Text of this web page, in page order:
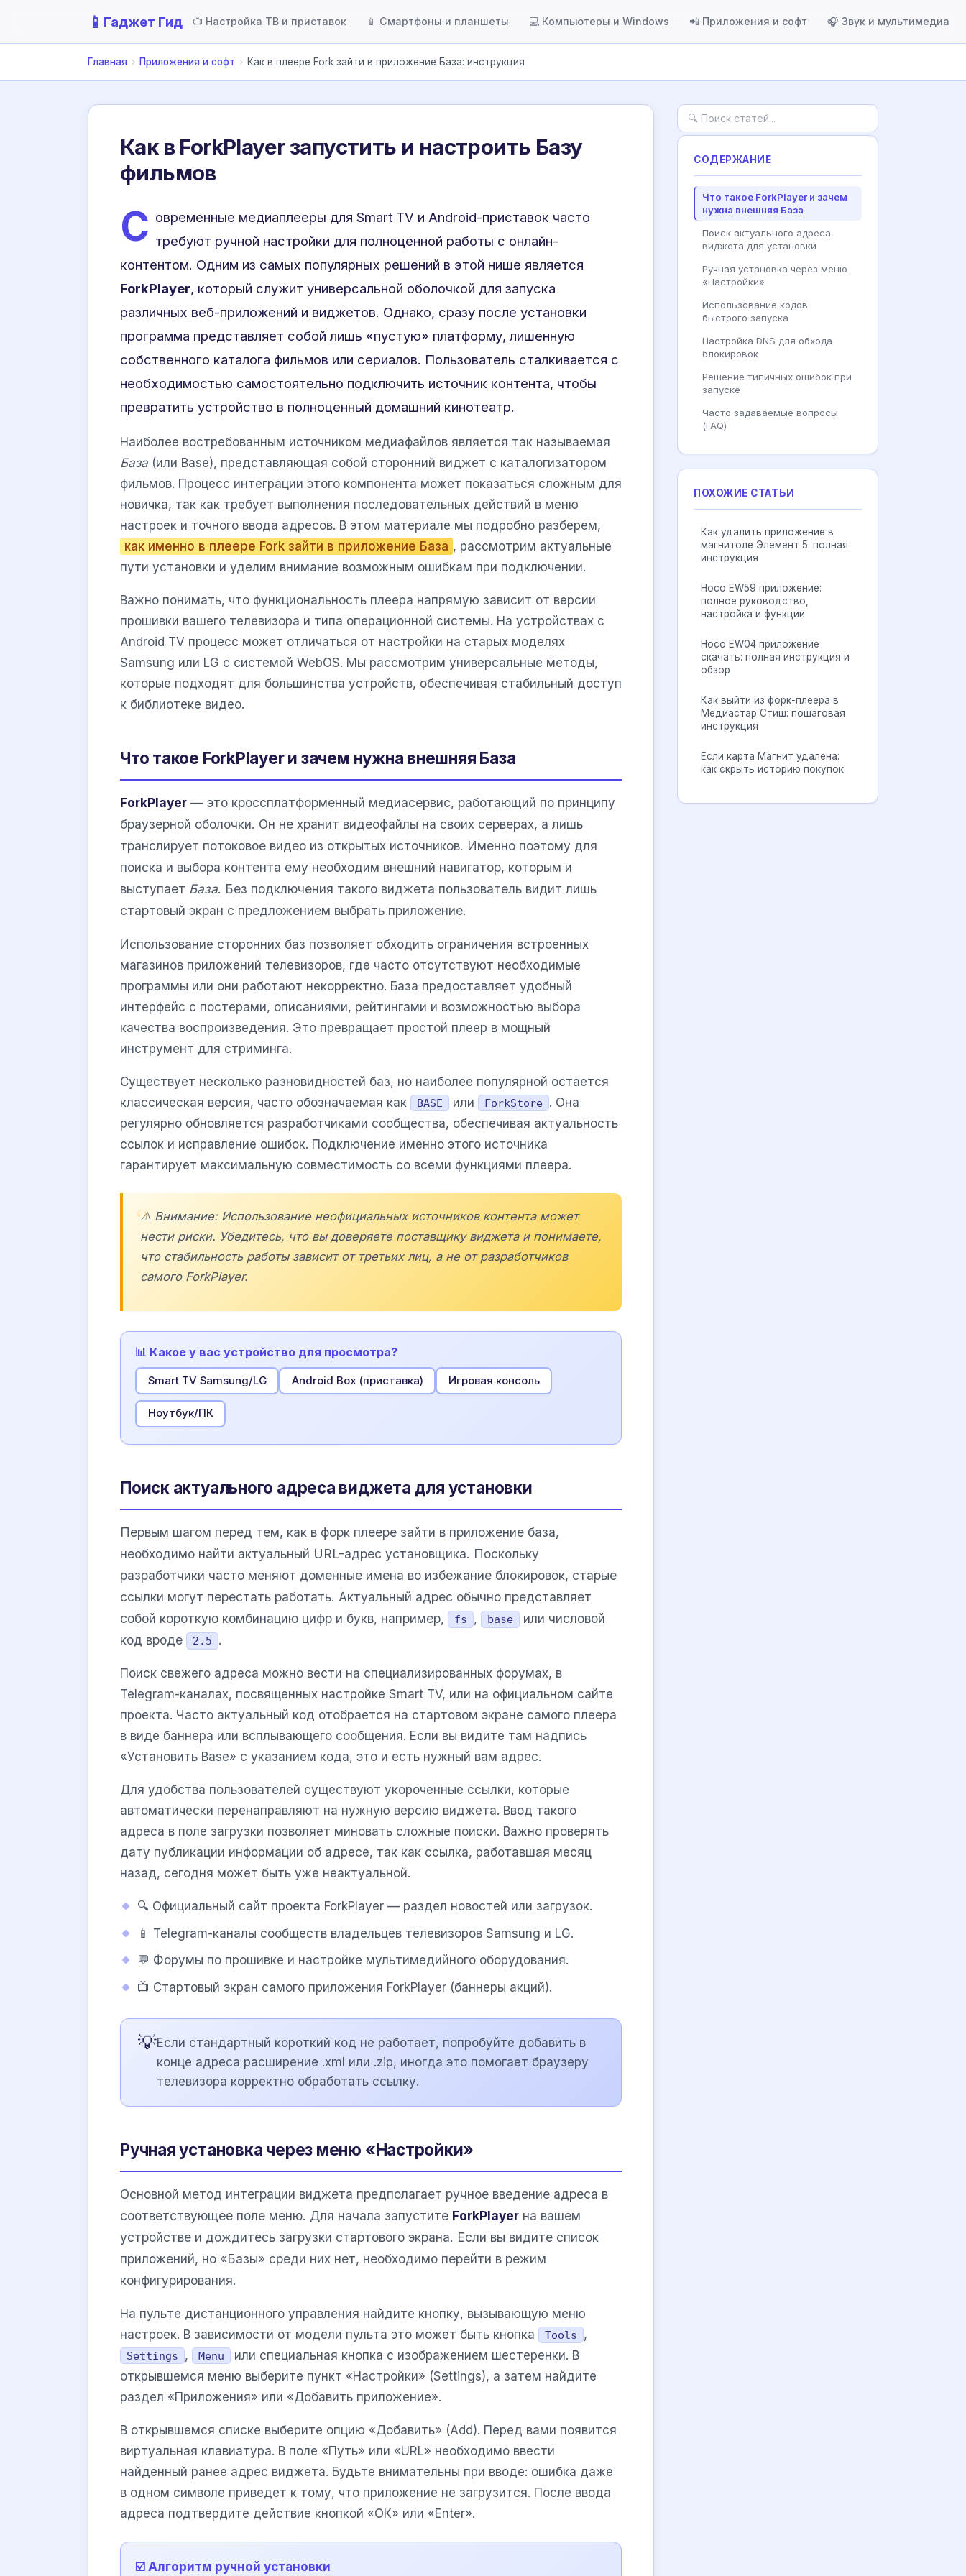
📱 Гаджет Гид 📺 Настройка ТВ и приставок 📱 Смартфоны и планшеты 💻 Компьютеры и Windows 📲 Приложения и софт 🎧 Звук и мультимедиа
Главная › Приложения и софт › Как в плеере Fork зайти в приложение База: инструкция
Как в ForkPlayer запустить и настроить Базу
фильмов
С овременные медиаплееры для Smart TV и Android-приставок часто
требуют ручной настройки для полноценной работы с онлайн-
контентом. Одним из самых популярных решений в этой нише является
ForkPlayer, который служит универсальной оболочкой для запуска
различных веб-приложений и виджетов. Однако, сразу после установки
программа представляет собой лишь «пустую» платформу, лишенную
собственного каталога фильмов или сериалов. Пользователь сталкивается с
необходимостью самостоятельно подключить источник контента, чтобы
превратить устройство в полноценный домашний кинотеатр.
Наиболее востребованным источником медиафайлов является так называемая
База (или Base), представляющая собой сторонний виджет с каталогизатором
фильмов. Процесс интеграции этого компонента может показаться сложным для
новичка, так как требует выполнения последовательных действий в меню
настроек и точного ввода адресов. В этом материале мы подробно разберем,
как именно в плеере Fork зайти в приложение База , рассмотрим актуальные
пути установки и уделим внимание возможным ошибкам при подключении.
Важно понимать, что функциональность плеера напрямую зависит от версии
прошивки вашего телевизора и типа операционной системы. На устройствах с
Android TV процесс может отличаться от настройки на старых моделях
Samsung или LG с системой WebOS. Мы рассмотрим универсальные методы,
которые подходят для большинства устройств, обеспечивая стабильный доступ
к библиотеке видео.
Что такое ForkPlayer и зачем нужна внешняя База
ForkPlayer — это кроссплатформенный медиасервис, работающий по принципу
браузерной оболочки. Он не хранит видеофайлы на своих серверах, а лишь
транслирует потоковое видео из открытых источников. Именно поэтому для
поиска и выбора контента ему необходим внешний навигатор, которым и
выступает База. Без подключения такого виджета пользователь видит лишь
стартовый экран с предложением выбрать приложение.
Использование сторонних баз позволяет обходить ограничения встроенных
магазинов приложений телевизоров, где часто отсутствуют необходимые
программы или они работают некорректно. База предоставляет удобный
интерфейс с постерами, описаниями, рейтингами и возможностью выбора
качества воспроизведения. Это превращает простой плеер в мощный
инструмент для стриминга.
Существует несколько разновидностей баз, но наиболее популярной остается
классическая версия, часто обозначаемая как
BASE или ForkStore . Она
регулярно обновляется разработчиками сообщества, обеспечивая актуальность
ссылок и исправление ошибок. Подключение именно этого источника
гарантирует максимальную совместимость со всеми функциями плеера.
⚠️ Внимание: Использование неофициальных источников контента может
нести риски. Убедитесь, что вы доверяете поставщику виджета и понимаете,
что стабильность работы зависит от третьих лиц, а не от разработчиков
самого ForkPlayer.
📊 Какое у вас устройство для просмотра?
Smart TV Samsung/LG Android Box (приставка) Игровая консоль
Ноутбук/ПК
Поиск актуального адреса виджета для установки
Первым шагом перед тем, как в форк плеере зайти в приложение база,
необходимо найти актуальный URL-адрес установщика. Поскольку
разработчики часто меняют доменные имена во избежание блокировок, старые
ссылки могут перестать работать. Актуальный адрес обычно представляет
собой короткую комбинацию цифр и букв, например,
fs , base
или числовой
код вроде
2.5 .
Поиск свежего адреса можно вести на специализированных форумах, в
Telegram-каналах, посвященных настройке Smart TV, или на официальном сайте
проекта. Часто актуальный код отобрается на стартовом экране самого плеера
в виде баннера или всплывающего сообщения. Если вы видите там надпись
«Установить Base» с указанием кода, это и есть нужный вам адрес.
Для удобства пользователей существуют укороченные ссылки, которые
автоматически перенаправляют на нужную версию виджета. Ввод такого
адреса в поле загрузки позволяет миновать сложные поиски. Важно проверять
дату публикации информации об адресе, так как ссылка, работавшая месяц
назад, сегодня может быть уже неактуальной.
🔍 Официальный сайт проекта ForkPlayer — раздел новостей или загрузок.
📱 Telegram-каналы сообществ владельцев телевизоров Samsung и LG.
💬 Форумы по прошивке и настройке мультимедийного оборудования.
📺 Стартовый экран самого приложения ForkPlayer (баннеры акций).
💡Если стандартный короткий код не работает, попробуйте добавить в
конце адреса расширение .xml или .zip, иногда это помогает браузеру
телевизора корректно обработать ссылку.
Ручная установка через меню «Настройки»
Основной метод интеграции виджета предполагает ручное введение адреса в
соответствующее поле меню. Для начала запустите ForkPlayer на вашем
устройстве и дождитесь загрузки стартового экрана. Если вы видите список
приложений, но «Базы» среди них нет, необходимо перейти в режим
конфигурирования.
На пульте дистанционного управления найдите кнопку, вызывающую меню
настроек. В зависимости от модели пульта это может быть кнопка
Tools ,
Settings , Menu
или специальная кнопка с изображением шестеренки. В
открывшемся меню выберите пункт «Настройки» (Settings), а затем найдите
раздел «Приложения» или «Добавить приложение».
В открывшемся списке выберите опцию «Добавить» (Add). Перед вами появится
виртуальная клавиатура. В поле «Путь» или «URL» необходимо ввести
найденный ранее адрес виджета. Будьте внимательны при вводе: ошибка даже
в одном символе приведет к тому, что приложение не загрузится. После ввода
адреса подтвердите действие кнопкой «ОК» или «Enter».
☑️ Алгоритм ручной установки
СОДЕРЖАНИЕ
Что такое ForkPlayer и зачем
нужна внешняя База
Поиск актуального адреса
виджета для установки
Ручная установка через меню
«Настройки»
Использование кодов
быстрого запуска
Настройка DNS для обхода
блокировок
Решение типичных ошибок при
запуске
Часто задаваемые вопросы
(FAQ)
ПОХОЖИЕ СТАТЬИ
Как удалить приложение в
магнитоле Элемент 5: полная
инструкция
Hoco EW59 приложение:
полное руководство,
настройка и функции
Hoco EW04 приложение
скачать: полная инструкция и
обзор
Как выйти из форк-плеера в
Медиастар Стиш: пошаговая
инструкция
Если карта Магнит удалена:
как скрыть историю покупок